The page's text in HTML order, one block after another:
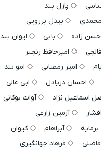
پازل بند
محمدی
بیدل برزویی
حسن زاده
بابی
ایوان بند
امیرحافظ رنجبر
امیر رمضانی
امو بند
احسان دریادل
ابی عالی
اسماعیل نژاد
آوات بوکانی
آرمین زارعی
آبراهام
کیوان
فرهاد جهانگیری